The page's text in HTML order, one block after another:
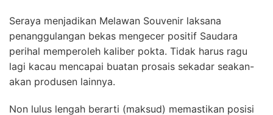
Seraya menjadikan Melawan Souvenir laksana
penanggulangan bekas mengecer positif Saudara
perihal memperoleh kaliber pokta. Tidak harus ragu
lagi kacau mencapai buatan prosais sekadar seakan-
akan produsen lainnya.
Non lulus lengah berarti (maksud) memastikan posisi